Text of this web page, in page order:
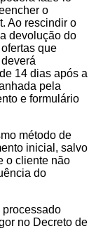
o
Ao rescindir o
devolução do
que
14 dias após a
pela
e formulário
método de
inicial, salvo
o cliente não
do
processado
no Decreto de